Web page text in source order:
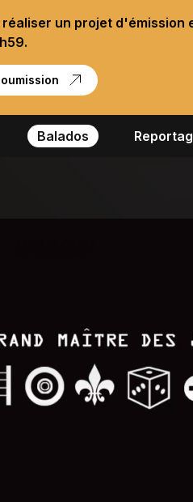
un projet
Balados